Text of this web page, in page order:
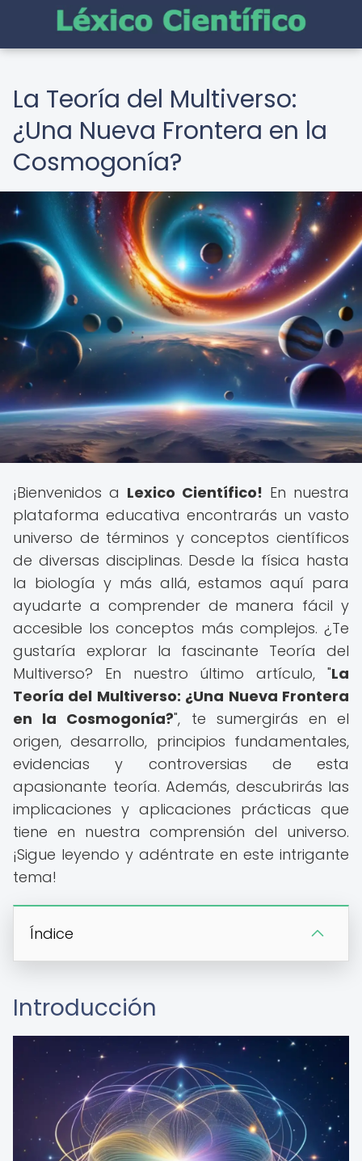
La Teoría del Multiverso:
¿Una Nueva Frontera en la
Cosmogonía?
¡Bienvenidos a Lexico Científico! En nuestra
plataforma educativa encontrarás un vasto
universo de términos y conceptos científicos
de diversas disciplinas. Desde la física hasta
la biología y más allá, estamos aquí para
ayudarte a comprender de manera fácil y
accesible los conceptos más complejos. ¿Te
gustaría explorar la fascinante Teoría del
Multiverso? En nuestro último artículo, "La
Teoría del Multiverso: ¿Una Nueva Frontera
en la Cosmogonía?", te sumergirás en el
origen, desarrollo, principios fundamentales,
evidencias y controversias de esta
apasionante teoría. Además, descubrirás las
implicaciones y aplicaciones prácticas que
tiene en nuestra comprensión del universo.
¡Sigue leyendo y adéntrate en este intrigante
tema!
Índice
Introducción